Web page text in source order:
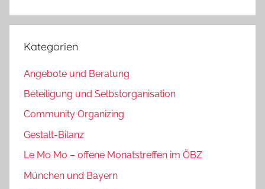
Kategorien
Angebote und Beratung
Beteiligung und Selbstorganisation
Community Organizing
Gestalt-Bilanz
Le Mo Mo – offene Monatstreffen im ÖBZ
München und Bayern